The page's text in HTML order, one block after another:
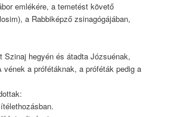
emlékére, a temetést követő
a Rabbiképző zsinagógájában,
Szinaj hegyén és átadta Józsuénak,
a prófétáknak, a próféták pedig a